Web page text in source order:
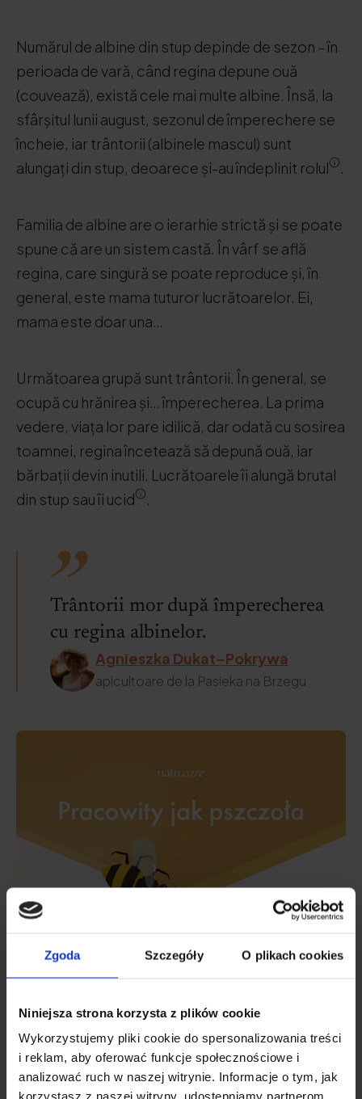
Zgoda Szczegóły O plikach cookies
Niniejsza strona korzysta z plików cookie
Wykorzystujemy pliki cookie do spersonalizowania treści
i reklam, aby oferować funkcje społecznościowe i
analizować ruch w naszej witrynie. Informacje o tym, jak
korzystasz z naszej witryny, udostępniamy partnerom
Numărul de albine din stup depinde de sezon – în
perioada de vară, când regina depune ouă
(couvează), există cele mai multe albine. Însă, la
sfârșitul lunii august, sezonul de împerechere se
încheie, iar trântorii (albinele mascul) sunt
alungați din stup, deoarece și-au îndeplinit rolul
.
Familia de albine are o ierarhie strictă și se poate
spune că are un sistem castă. În vârf se află
regina, care singură se poate reproduce și, în
general, este mama tuturor lucrătoarelor. Ei,
mama este doar una…
Următoarea grupă sunt trântorii. În general, se
ocupă cu hrănirea și… împerecherea. La prima
vedere, viața lor pare idilică, dar odată cu sosirea
toamnei, regina încetează să depună ouă, iar
bărbații devin inutili. Lucrătoarele îi alungă brutal
din stup sau îi ucid
.
Trântorii mor după împerecherea
cu regina albinelor.
Agnieszka Dukat-Pokrywa
apicultoare de la Pasieka na Brzegu